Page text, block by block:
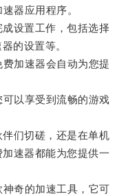
器应用程序。
设置工作，包括选择
的设置等。
加速器会自动为您提
以享受到流畅的游戏
们切磋，还是在单机
速器都能为您提供一
奇的加速工具，它可